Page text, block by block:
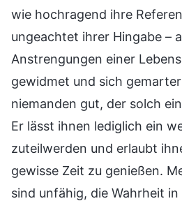
wie hochragend ihre
ungeachtet ihrer Hingabe –
Anstrengungen einer
gewidmet und sich
niemanden gut, der solch
Er lässt ihnen lediglich ein
zuteilwerden und erlaubt
gewisse Zeit zu genießen.
sind unfähig, die Wahrheit in